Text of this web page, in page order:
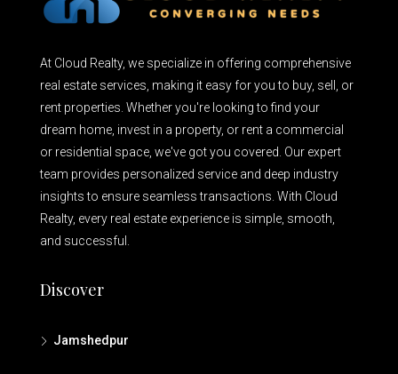
At Cloud Realty, we specialize in offering comprehensive
real estate services, making it easy for you to buy, sell, or
rent properties. Whether you're looking to find your
dream home, invest in a property, or rent a commercial
or residential space, we've got you covered. Our expert
team provides personalized service and deep industry
insights to ensure seamless transactions. With Cloud
Realty, every real estate experience is simple, smooth,
and successful.
Discover
Jamshedpur